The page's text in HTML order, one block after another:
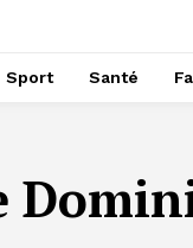
Sport Santé